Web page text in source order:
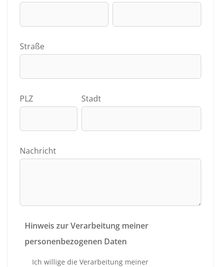
Straße
PLZ Stadt
Nachricht
Hinweis zur Verarbeitung meiner
personenbezogenen Daten
Ich willige die Verarbeitung meiner